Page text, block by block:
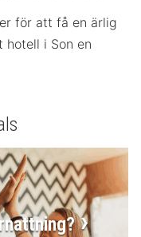
för att få en ärlig
i Son en